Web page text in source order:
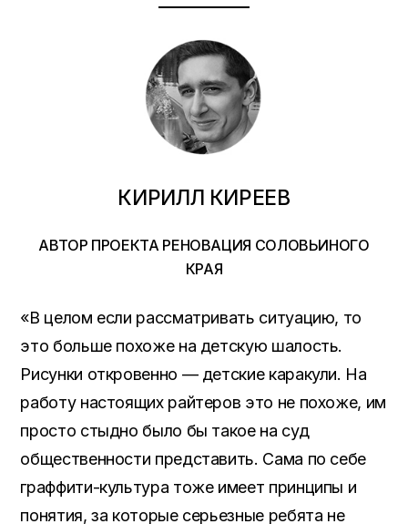
КИРИЛЛ КИРЕЕВ
АВТОР ПРОЕКТА РЕНОВАЦИЯ СОЛОВЬИНОГО
КРАЯ
«В целом если рассматривать ситуацию, то
это больше похоже на детскую шалость.
Рисунки откровенно — детские каракули. На
работу настоящих райтеров это не похоже, им
просто стыдно было бы такое на суд
общественности представить. Сама по себе
граффити-культура тоже имеет принципы и
понятия, за которые серьезные ребята не